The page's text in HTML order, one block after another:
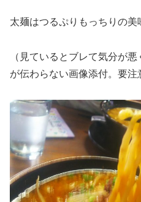
太麺はつるぷりもっちりの美
（見ているとブレて気分が
が伝わらない画像添付。要注